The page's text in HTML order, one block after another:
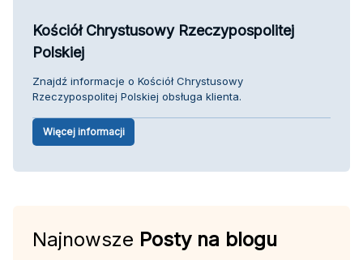
Kościół Chrystusowy Rzeczypospolitej
Polskiej
Znajdź informacje o Kościół Chrystusowy
Rzeczypospolitej Polskiej obsługa klienta.
Więcej informacji
Najnowsze Posty na blogu